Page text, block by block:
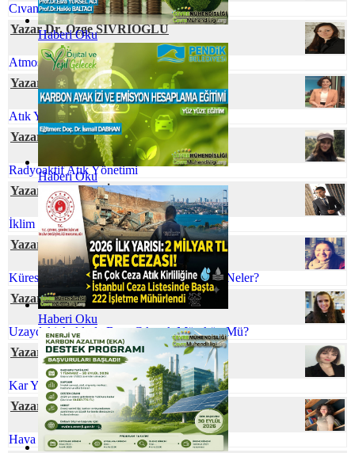
Haberi Oku
Haberi Oku
Haberi Oku
Cıvanın Taşınabilir Tür Pillerdeki Öyküsü
Yazar Dr. Özge SİVRİOĞLU
Atmosferik Kıyamete Hazır Mıyız?
Yazar İlkim YİĞİT
Atık Yönetiminde Çevre Mühendisi
Yazar Ecem GÜNEY
Radyoaktif Atık Yönetimi
Yazar Cihan YEŞİL
İklim Değişmesine Karşı Talep Hassasiyeti
Yazar Gamze CİVELEK
Küreselleşen Dünyamızda Çevre Sorunları Neler?
Yazar Ömür TEMİZEL
Uzaydaki Atıklarla Başa Çıkmak Mümkün Mü?
Yazar Berna UÇAR
Kar Yağışının Faydaları
Yazar Senanur ÇEVRE
Hava Kirliliğinin Plasentaya Etkisi